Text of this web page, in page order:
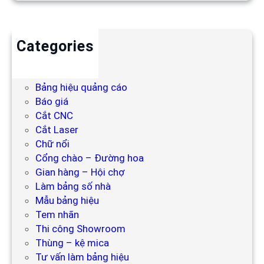
Categories
Bảng hiệu quảng cáo
Báo giá
Cắt CNC
Cắt Laser
Chữ nổi
Cổng chào – Đường hoa
Gian hàng – Hội chợ
Làm bảng số nhà
Mẫu bảng hiệu
Tem nhãn
Thi công Showroom
Thùng – kệ mica
Tư vấn làm bảng hiệu